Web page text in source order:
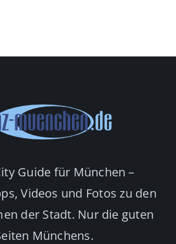
Guide für München –
Videos und Fotos zu den
der Stadt. Nur die guten
Münchens.